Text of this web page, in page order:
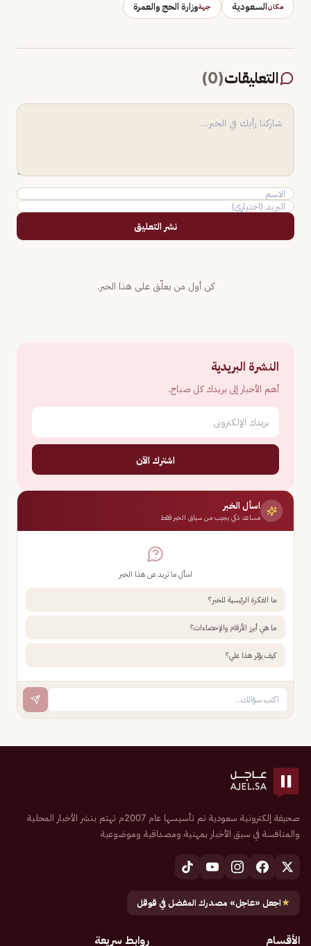
مكانالسعودية جهةوزارة الحج والعمرة
التعليقات(
0
)
نشر التعليق
كن أول من يعلّق على هذا الخبر.
النشرة البريدية
أهم الأخبار إلى بريدك كل صباح.
اشترك الآن
اسأل الخبر
مساعد ذكي يجيب من سياق الخبر فقط
اسأل ما تريد عن هذا الخبر
ما الفكرة الرئيسية للخبر؟
ما هي أبرز الأرقام والإحصاءات؟
كيف يؤثر هذا علي؟
صحيفة إلكترونية سعودية تم تأسيسها عام 2007م تهتم بنشر الأخبار المحلية
والمنافسة في سبق الأخبار بمهنية ومصداقية وموضوعية
★اجعل «عاجل» مصدرك المفضل في قوقل
الأقسام روابط سريعة